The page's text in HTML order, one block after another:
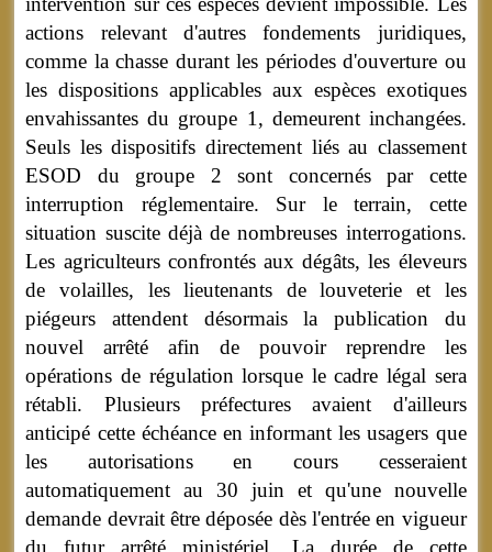
actions relevant d'autres fondements juridiques,
comme la chasse durant les périodes d'ouverture ou
les dispositions applicables aux espèces exotiques
envahissantes du groupe 1, demeurent inchangées.
Seuls les dispositifs directement liés au classement
ESOD du groupe 2 sont concernés par cette
interruption réglementaire. Sur le terrain, cette
situation suscite déjà de nombreuses interrogations.
Les agriculteurs confrontés aux dégâts, les éleveurs
de volailles, les lieutenants de louveterie et les
piégeurs attendent désormais la publication du
nouvel arrêté afin de pouvoir reprendre les
opérations de régulation lorsque le cadre légal sera
rétabli. Plusieurs préfectures avaient d'ailleurs
anticipé cette échéance en informant les usagers que
les autorisations en cours cesseraient
automatiquement au 30 juin et qu'une nouvelle
demande devrait être déposée dès l'entrée en vigueur